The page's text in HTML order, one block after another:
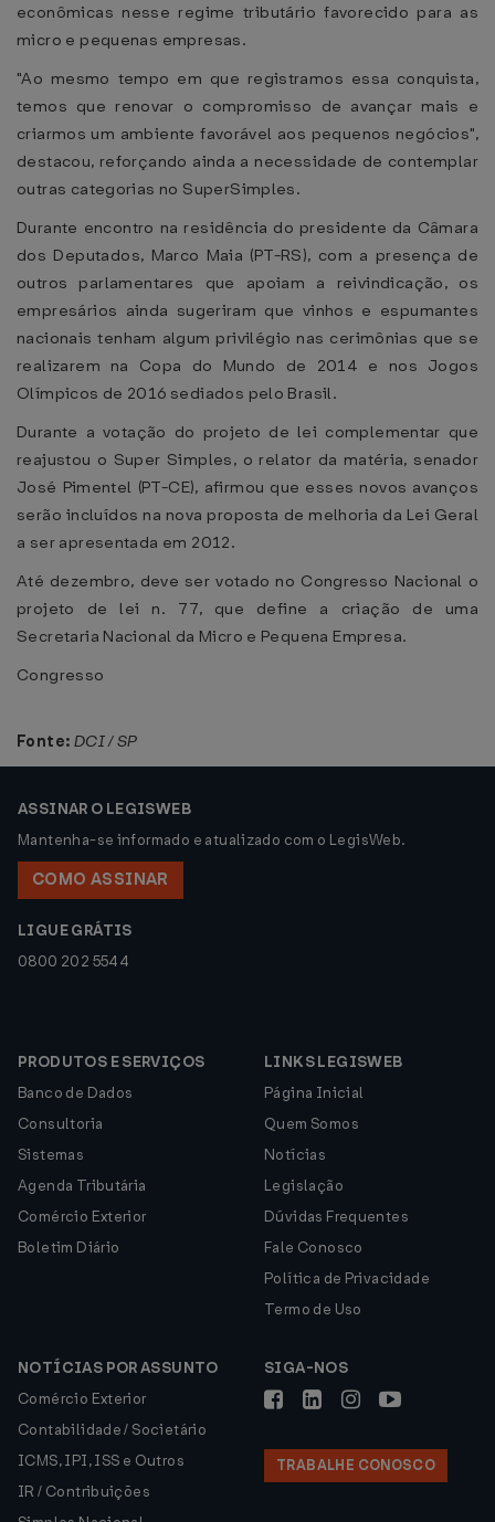
econômicas nesse regime tributário favorecido para as
micro e pequenas empresas.
"Ao mesmo tempo em que registramos essa conquista,
temos que renovar o compromisso de avançar mais e
criarmos um ambiente favorável aos pequenos negócios",
destacou, reforçando ainda a necessidade de contemplar
outras categorias no SuperSimples.
Durante encontro na residência do presidente da Câmara
dos Deputados, Marco Maia (PT-RS), com a presença de
outros parlamentares que apoiam a reivindicação, os
empresários ainda sugeriram que vinhos e espumantes
nacionais tenham algum privilégio nas cerimônias que se
realizarem na Copa do Mundo de 2014 e nos Jogos
Olímpicos de 2016 sediados pelo Brasil.
Durante a votação do projeto de lei complementar que
reajustou o Super Simples, o relator da matéria, senador
José Pimentel (PT-CE), afirmou que esses novos avanços
serão incluídos na nova proposta de melhoria da Lei Geral
a ser apresentada em 2012.
Até dezembro, deve ser votado no Congresso Nacional o
projeto de lei n. 77, que define a criação de uma
Secretaria Nacional da Micro e Pequena Empresa.
Congresso
Fonte: DCI / SP
ASSINAR O LEGISWEB
Mantenha-se informado e atualizado com o LegisWeb.
COMO ASSINAR
LIGUE GRÁTIS
0800 202 5544
PRODUTOS E SERVIÇOS
Banco de Dados
Consultoria
Sistemas
Agenda Tributária
Comércio Exterior
Boletim Diário
LINKS LEGISWEB
Página Inicial
Quem Somos
Notícias
Legislação
Dúvidas Frequentes
Fale Conosco
Política de Privacidade
Termo de Uso
NOTÍCIAS POR ASSUNTO
Comércio Exterior
Contabilidade / Societário
ICMS, IPI, ISS e Outros
IR / Contribuições
SIGA-NOS
TRABALHE CONOSCO